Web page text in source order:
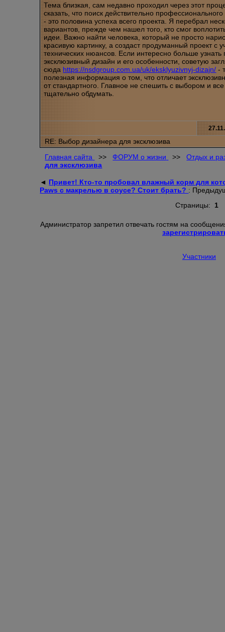
Тема близкая, сам недавно проходил через этот
сказать, что поиск действительно
- это половина успеха всего проекта. Я перебрал
вариантов, прежде чем нашел того, кто смог
идеи. Важно найти человека, который не просто
красивую картинку, а создаст продуманный проект с
технических нюансов. Если интересно больше узнать
эксклюзивный дизайн и его особенности, советую
сюда https://nsdgroup.com.ua/uk/eksklyuzivnyj-dizajn/ -
полезная информация о том, что отличает
от стандартного. Главное не спешить с выбором и все
тщательно обдумать.
RE: Выбор дизайнера для эксклюзива
Главная сайта
>> ФОРУМ о жизни >>Отдых и
для эксклюзива
◄ Привет! Кто-то пробовал влажный корм для
Paws с макрелью в соусе? Стоит брать? :
Страницы: 1
Администратор запретил отвечать гостям на
Участники